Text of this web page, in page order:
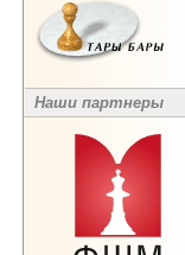
Наши партнеры